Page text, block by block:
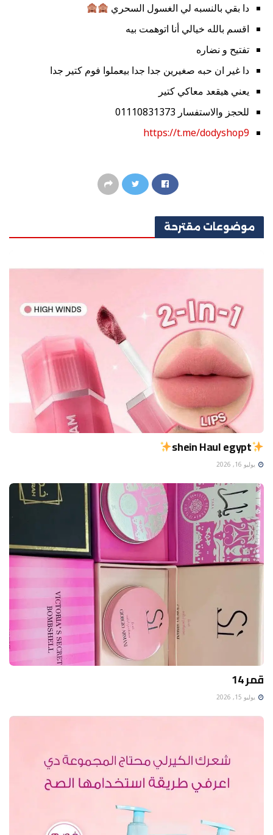
دا بقي بالنسبه لي الغسول السحري
اقسم بالله خيالي أنا اتوهمت بيه
تفتيح و نضاره
دا غير ان حبه صغيرين جدا جدا بيعملوا فوم كتير جدا
يعني هيقعد معاكي كتير
للحجز والاستفسار 01110831373
https://t.me/dodyshop9
موضوعات مقترحة
shein Haul egypt
يوليو 16, 2026
قمر 14
يوليو 15, 2026